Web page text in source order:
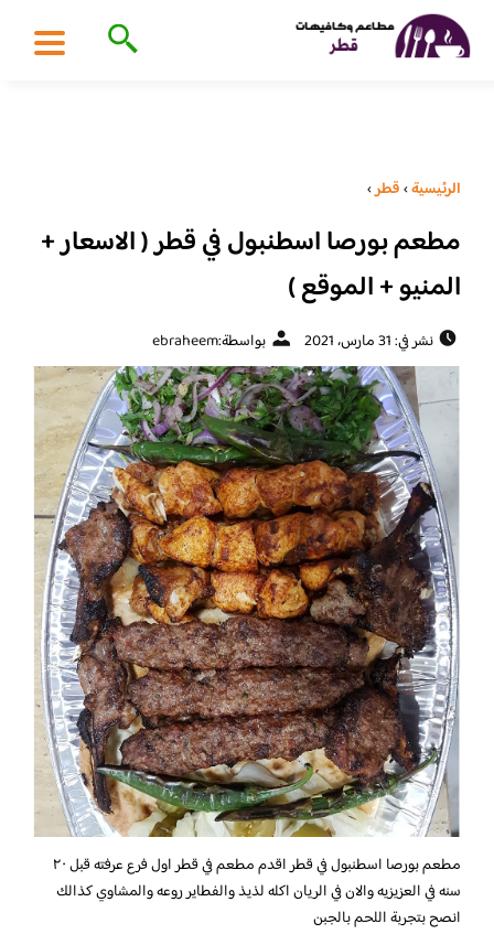
الرئيسية›قطر›
مطعم بورصا اسطنبول في قطر ( الاسعار +
المنيو + الموقع )
نشر في: 31 مارس، 2021 بواسطة:ebraheem
مطعم بورصا اسطنبول في قطر اقدم مطعم في قطر اول فرع عرفته قبل ٢٠
سنه في العزيزيه والان في الريان اكله لذيذ والفطاير روعه والمشاوي كذالك
انصح بتجربة اللحم بالجبن